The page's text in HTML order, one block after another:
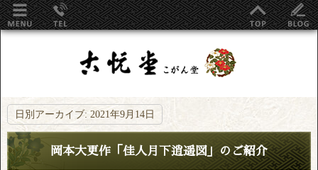
日別アーカイブ:2021年9月14日
岡本大更作「佳人月下逍遥図」のご紹介